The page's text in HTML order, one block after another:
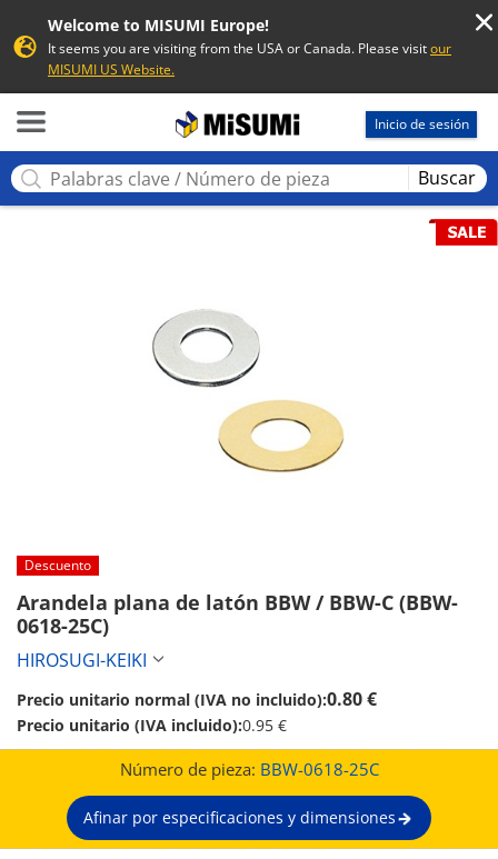
Welcome to MISUMI Europe!
It seems you are visiting from the USA or Canada. Please visitour
MISUMI US Website.
Inicio de sesión
Buscar
Descuento
Arandela plana de latón BBW / BBW-C (BBW-
0618-25C)
HIROSUGI-KEIKI
Precio unitario normal (IVA no incluido):0.80 €
Precio unitario (IVA incluido):0.95 €
Número de pieza: BBW-0618-25C
Afinar por especificaciones y dimensiones